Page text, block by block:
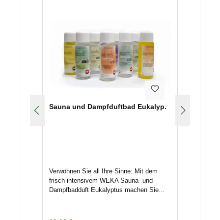
Aufgusswasserempfohlene Dosierung
Dampfbad: 1–3 ml in die
VerdampferschaleKonzentrate
untereinander
mischbarallergenreduziertwenig
Ablagerungen auf den Saunasteinenaus
Lösemitteln in Bio-QualitätBestelltes
werden kann, um Kosten zu vermeiden.
Sauna und Dampfduftbad Eukalyp.
Verwöhnen Sie all Ihre Sinne: Mit dem
frisch-intensivem WEKA Sauna- und
Dampfbadduft Eukalyptus machen Sie